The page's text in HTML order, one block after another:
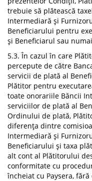
trebuie să plătească
Intermediară și
Beneficiarului pentru
și Beneficiarul sau
5.3. În cazul în care
percepute de către
servicii de plată al
Plătitor pentru
toate onorariile Băncii
serviciilor de plată al
Ordinului de plată,
diferența dintre
Intermediară și
Beneficiarului și taxa
alt cont al Plătitorului
conformitate cu
încheiat cu Paysera,